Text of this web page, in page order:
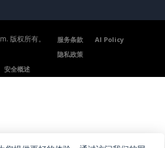
版权所有。 服务条款
AI Policy
隐私政策
安全概述